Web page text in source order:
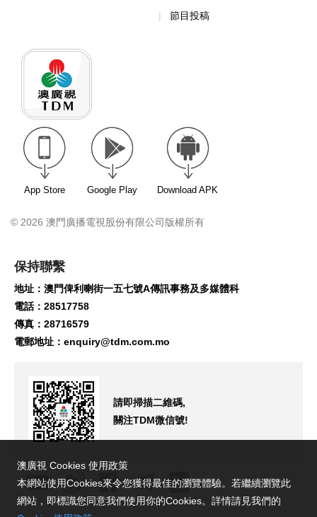
節目投稿
App Store Google Play Download APK
© 2026 澳門廣播電視股份有限公司版權所有
保持聯繫
地址：澳門俾利喇街一五七號A傳訊事務及多媒體科
電話：28517758
傳真：28716579
電郵地址： enquiry@tdm.com.mo
請即掃描二維碼,
關注TDM微信號!
澳廣視 Cookies 使用政策
本網站使用Cookies來令您獲得最佳的瀏覽體驗。若繼續瀏覽此
網站，即標識您同意我們使用你的Cookies。詳情請見我們的